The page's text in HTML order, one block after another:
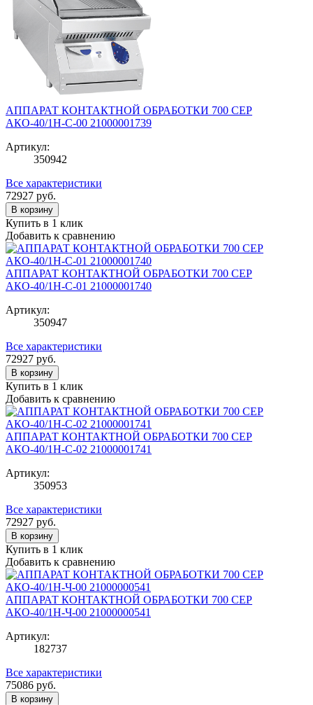
АППАРАТ КОНТАКТНОЙ ОБРАБОТКИ 700 СЕР
АКО-40/1Н-С-00 21000001739
Артикул:
350942
Все характеристики
72927 руб.
В корзину
Купить в 1 клик
Добавить к сравнению
АППАРАТ КОНТАКТНОЙ ОБРАБОТКИ 700 СЕР
АКО-40/1Н-С-01 21000001740
Артикул:
350947
Все характеристики
72927 руб.
В корзину
Купить в 1 клик
Добавить к сравнению
АППАРАТ КОНТАКТНОЙ ОБРАБОТКИ 700 СЕР
АКО-40/1Н-С-02 21000001741
Артикул:
350953
Все характеристики
72927 руб.
В корзину
Купить в 1 клик
Добавить к сравнению
АППАРАТ КОНТАКТНОЙ ОБРАБОТКИ 700 СЕР
АКО-40/1Н-Ч-00 21000000541
Артикул:
182737
Все характеристики
75086 руб.
В корзину